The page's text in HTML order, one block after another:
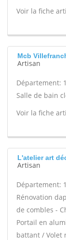
Voir la fiche
Mcb
Artisan
Département:
Salle de bain
Voir la fiche
L'atelier art
Artisan
Département:
Rénovation
de combles -
Portail en
battant / Volet